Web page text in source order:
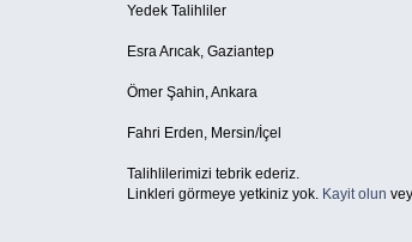
Yedek Talihliler
Esra Arıcak, Gaziantep
Ömer Şahin, Ankara
Fahri Erden, Mersin/İçel
Talihlilerimizi tebrik ederiz.
Linkleri görmeye yetkiniz yok. Kayit olun